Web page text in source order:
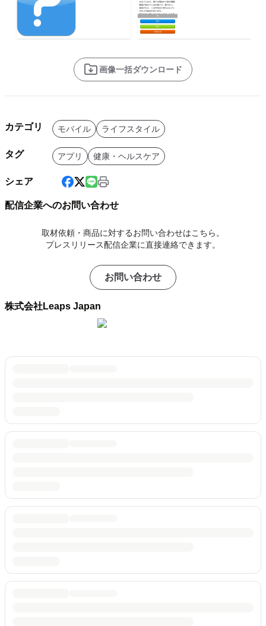
画像一括ダウンロード
カテゴリ モバイル ライフスタイル
タグ アプリ 健康・ヘルスケア
シェア
配信企業へのお問い合わせ
取材依頼・商品に対するお問い合わせはこちら。
プレスリリース配信企業に直接連絡できます。
お問い合わせ
株式会社Leaps Japan